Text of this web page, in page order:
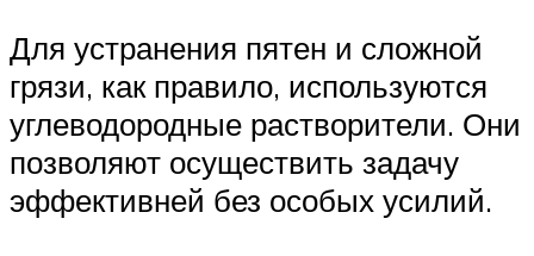
Для устранения пятен и сложной
грязи, как правило, используются
углеводородные растворители. Они
позволяют осуществить задачу
эффективней без особых усилий.